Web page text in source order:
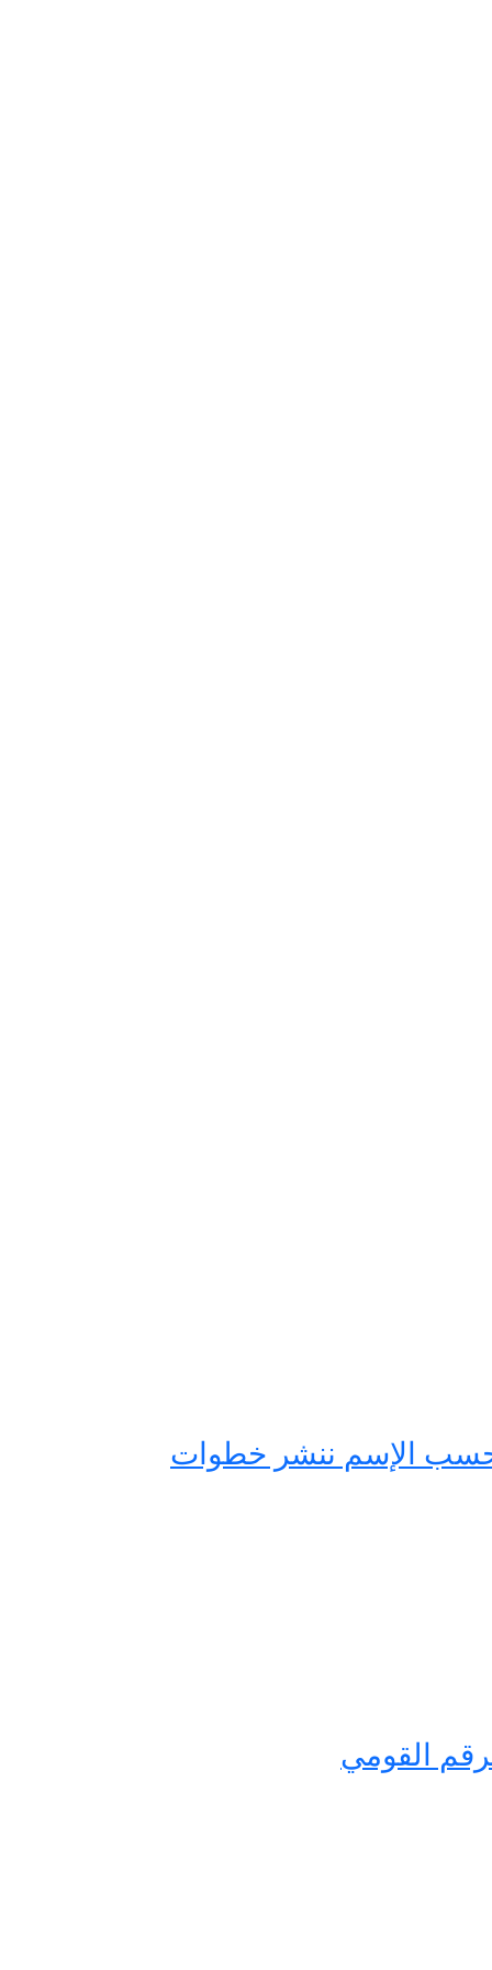
وزارة التربية” تُحدد موعد ظهور نتائج البكالوريا سوريا 2023 حسب الإسم ننشر خطوات